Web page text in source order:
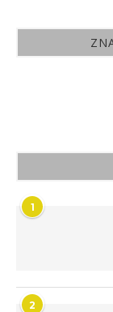
1
2